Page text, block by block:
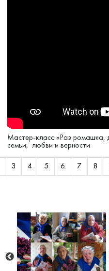
Мастер-класс «Раз
семьи, ​ любви и верности
3 4 5 6 7 8